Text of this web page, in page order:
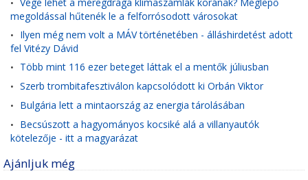
•
megoldással hűtenék le a felforrósodott városokat
• Ilyen még nem volt a MÁV történetében - álláshirdetést adott
fel Vitézy Dávid
• Több mint 116 ezer beteget láttak el a mentők júliusban
• Szerb trombitafesztiválon kapcsolódott ki Orbán Viktor
• Bulgária lett a mintaország az energia tárolásában
• Becsúszott a hagyományos kocsiké alá a villanyautók
kötelezője - itt a magyarázat
Ajánljuk még